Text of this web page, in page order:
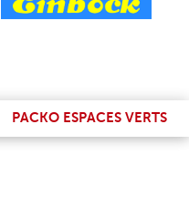
PACKO ESPACES VERTS